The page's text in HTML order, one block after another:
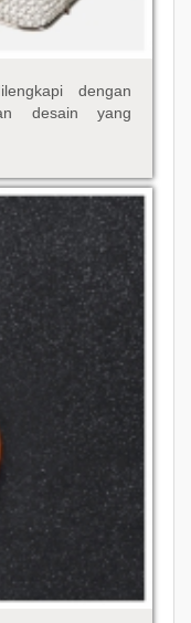
dengan
desain yang